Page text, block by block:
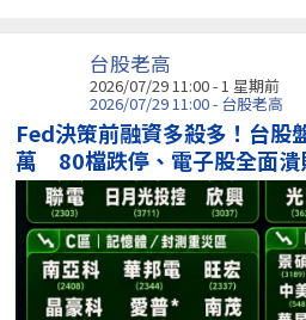
台股老高
2026/07/29 11:00 - 1 星期前
2026/07/29 11:00 - 台股老高
Fed決策前融資多殺多！台股
萬 80檔跌停、電子股全面潰